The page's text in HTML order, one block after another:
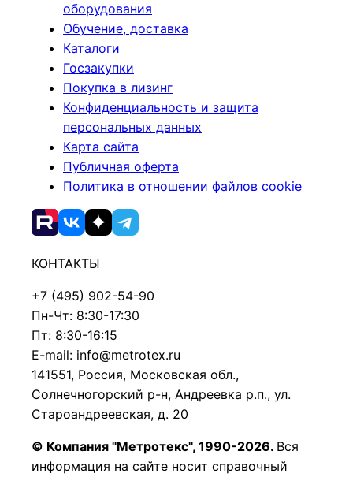
оборудования
Обучение, доставка
Каталоги
Госзакупки
Покупка в лизинг
Конфиденциальность и защита
персональных данных
Карта сайта
Публичная оферта
Политика в отношении файлов cookie
КОНТАКТЫ
+7 (495) 902-54-90
Пн-Чт: 8:30-17:30
Пт: 8:30-16:15
E-mail: info@metrotex.ru
141551, Россия, Московская обл.,
Солнечногорский р-н, Андреевка р.п., ул.
Староандреевская, д. 20
© Компания "Метротекс", 1990-2026. Вся
информация на сайте носит справочный